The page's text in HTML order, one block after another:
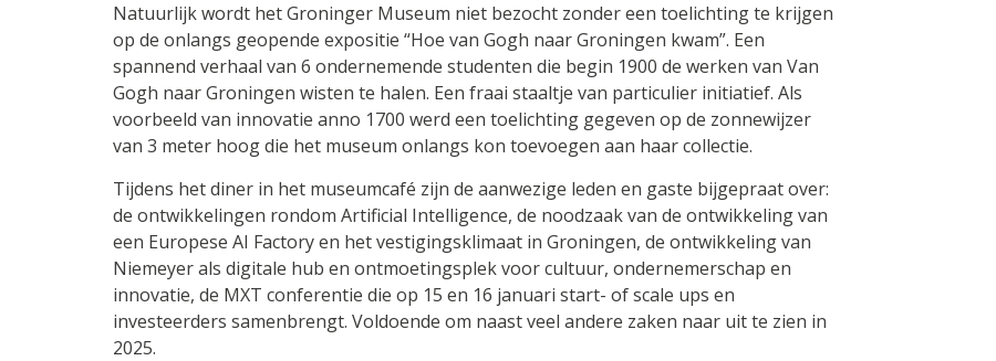
Natuurlijk wordt het Groninger Museum niet bezocht zonder een toelichting te krijgen
op de onlangs geopende expositie “Hoe van Gogh naar Groningen kwam”. Een
spannend verhaal van 6 ondernemende studenten die begin 1900 de werken van Van
Gogh naar Groningen wisten te halen. Een fraai staaltje van particulier initiatief. Als
voorbeeld van innovatie anno 1700 werd een toelichting gegeven op de zonnewijzer
van 3 meter hoog die het museum onlangs kon toevoegen aan haar collectie.
Tijdens het diner in het museumcafé zijn de aanwezige leden en gaste bijgepraat over:
de ontwikkelingen rondom Artificial Intelligence, de noodzaak van de ontwikkeling van
een Europese AI Factory en het vestigingsklimaat in Groningen, de ontwikkeling van
Niemeyer als digitale hub en ontmoetingsplek voor cultuur, ondernemerschap en
innovatie, de MXT conferentie die op 15 en 16 januari start- of scale ups en
investeerders samenbrengt. Voldoende om naast veel andere zaken naar uit te zien in
2025.